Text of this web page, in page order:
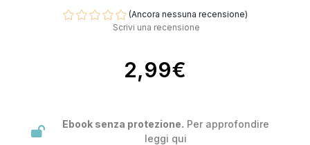
(Ancora nessuna recensione)
Scrivi una recensione
2,99€
Ebook senza protezione. Per approfondire
leggi qui